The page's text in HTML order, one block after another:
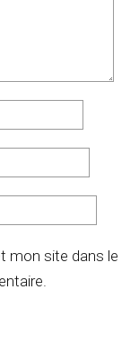
mon site dans le